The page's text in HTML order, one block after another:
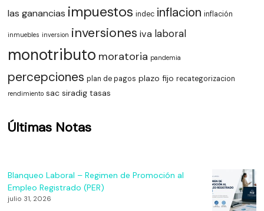
las ganancias impuestos indec inflacion inflación
inmuebles inversion inversiones iva laboral
monotributo moratoria pandemia
percepciones plan de pagos plazo fijo recategorizacion
rendimiento sac siradig tasas
Últimas Notas
Blanqueo Laboral – Regimen de Promoción al
Empleo Registrado (PER)
julio 31, 2026